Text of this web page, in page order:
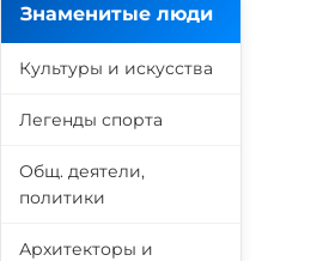
Знаменитые люди
Культуры и искусства
Легенды спорта
Общ. деятели,
политики
Архитекторы и